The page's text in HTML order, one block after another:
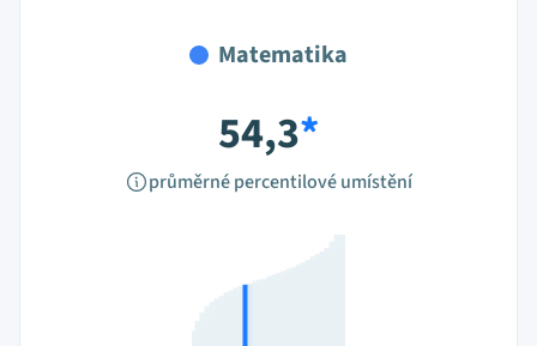
Matematika
54,3*
průměrné percentilové umístění